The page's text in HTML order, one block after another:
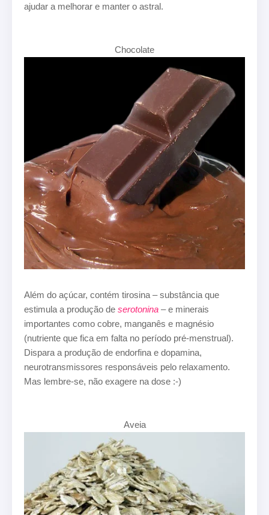
ajudar a melhorar e manter o astral.
Chocolate
Além do açúcar, contém tirosina – substância que
estimula a produção de serotonina – e minerais
importantes como cobre, manganês e magnésio
(nutriente que fica em falta no período pré-menstrual).
Dispara a produção de endorfina e dopamina,
neurotransmissores responsáveis pelo relaxamento.
Mas lembre-se, não exagere na dose :-)
Aveia